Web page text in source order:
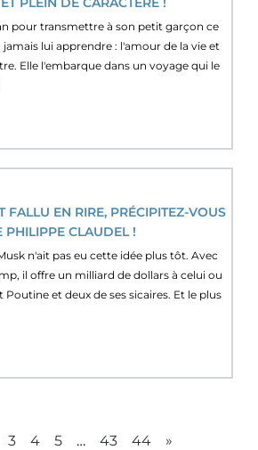
pour transmettre à son petit garçon ce
lui apprendre : l'amour de la vie et
Elle l'embarque dans un voyage qui le
FALLU EN RIRE, PRÉCIPITEZ-VOUS
PHILIPPE CLAUDEL !
n'ait pas eu cette idée plus tôt. Avec
il offre un milliard de dollars à celui ou
Poutine et deux de ses sicaires. Et le plus
3 4 5 … 43 44 »